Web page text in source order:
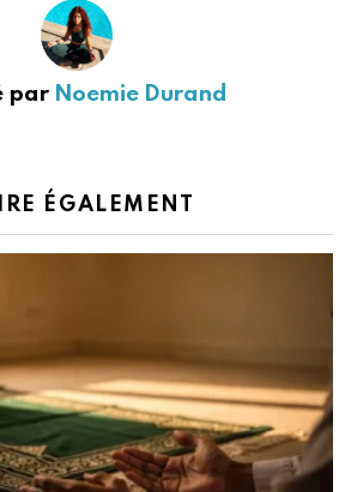
par Noemie Durand
ÉGALEMENT